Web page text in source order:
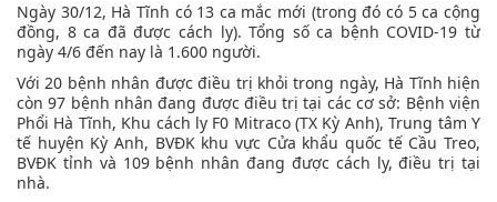
Ngày 30/12, Hà Tĩnh có 13 ca mắc mới (trong đó có 5 ca cộng
đồng, 8 ca đã được cách ly). Tổng số ca bệnh COVID-19 từ
ngày 4/6 đến nay là 1.600 người.
Với 20 bệnh nhân được điều trị khỏi trong ngày, Hà Tĩnh hiện
còn 97 bệnh nhân đang được điều trị tại các cơ sở: Bệnh viện
Phổi Hà Tĩnh, Khu cách ly F0 Mitraco (TX Kỳ Anh), Trung tâm Y
tế huyện Kỳ Anh, BVĐK khu vực Cửa khẩu quốc tế Cầu Treo,
BVĐK tỉnh và 109 bệnh nhân đang được cách ly, điều trị tại
nhà.